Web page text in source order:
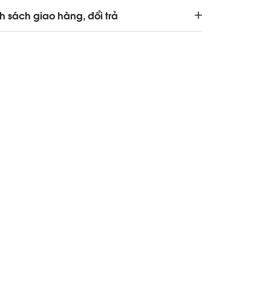
sách giao hàng, đổi trả